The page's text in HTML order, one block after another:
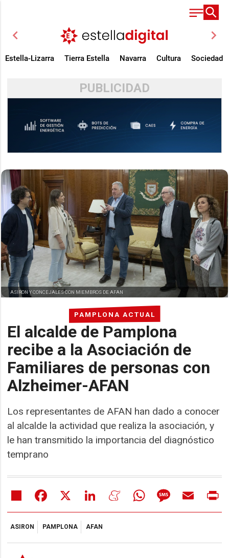
chevron_left chevron_right
Estella-Lizarra Tierra Estella Navarra Cultura Sociedad
PUBLICIDAD
PAMPLONA ACTUAL
El alcalde de Pamplona
recibe a la Asociación de
Familiares de personas con
Alzheimer-AFAN
Los representantes de AFAN han dado a conocer
al alcalde la actividad que realiza la asociación, y
le han transmitido la importancia del diagnóstico
temprano
ASIRON Y CONCEJALES CON MIEMBROS DE AFAN
Share Facebook LinkedIn MeneameWhatsAppMessageEmail
ASIRON PAMPLONA AFAN